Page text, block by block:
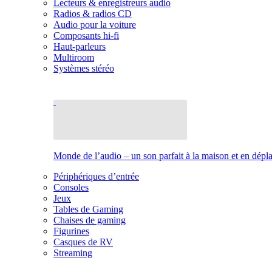
Lecteurs & enregistreurs audio
Radios & radios CD
Audio pour la voiture
Composants hi-fi
Haut-parleurs
Multiroom
Systèmes stéréo
Monde de l’audio – un son parfait à la maison et en
Périphériques d’entrée
Consoles
Jeux
Tables de Gaming
Chaises de gaming
Figurines
Casques de RV
Streaming